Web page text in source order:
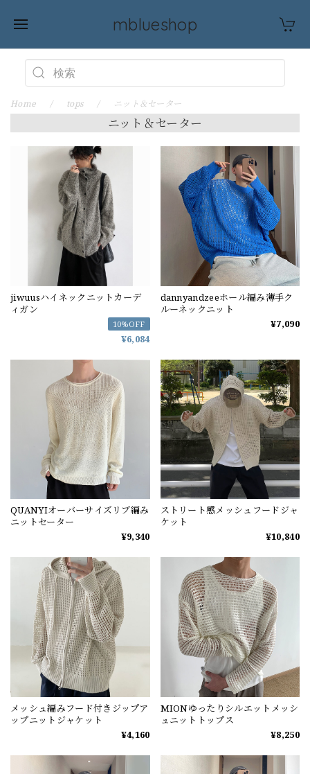
mblueshop
Home tops ニット＆セーター
ニット＆セーター
jiwuusハイネックニットカーデ
ィガン
10%OFF
¥6,084
dannyandzeeホール編み薄手ク
ルーネックニット
¥7,090
QUANYIオーバーサイズリブ編み
ニットセーター
¥9,340
ストリート感メッシュフードジャ
ケット
¥10,840
メッシュ編みフード付きジップア
ップニットジャケット
¥4,160
MIONゆったりシルエットメッシ
ュニットトップス
¥8,250